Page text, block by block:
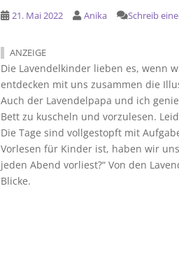
21. Mai 2022 Anika Schreib
ANZEIGE
Die Lavendelkinder lieben es, wenn
entdecken mit uns zusammen die
Auch der Lavendelpapa und ich
Bett zu kuscheln und vorzulesen.
Die Tage sind vollgestopft mit
Vorlesen für Kinder ist, haben wir
jeden Abend vorliest?“ Von den
Blicke.